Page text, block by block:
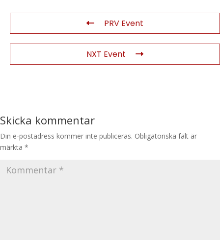
PRV Event
NXT Event
Skicka kommentar
Din e-postadress kommer inte publiceras. Obligatoriska fält är
märkta *